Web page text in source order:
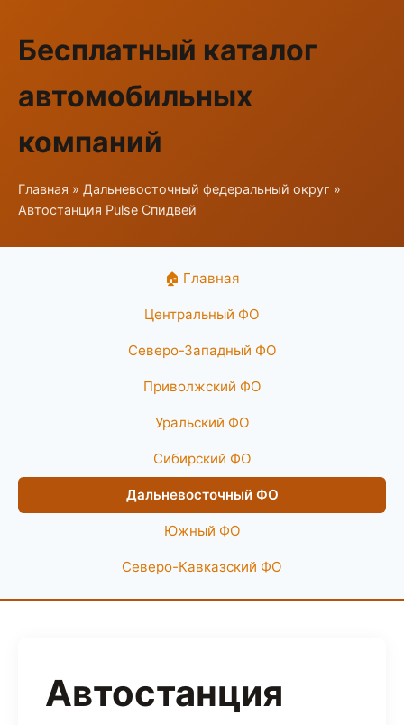
Бесплатный каталог
автомобильных
компаний
Главная » Дальневосточный федеральный округ »
Автостанция Pulse Спидвей
🏠 Главная
Центральный ФО
Северо-Западный ФО
Приволжский ФО
Уральский ФО
Сибирский ФО
Дальневосточный ФО
Южный ФО
Северо-Кавказский ФО
Автостанция